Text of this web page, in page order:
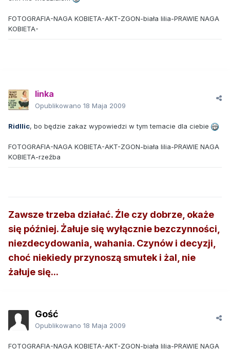
FOTOGRAFIA-NAGA KOBIETA-AKT-ZGON-biała lilia-PRAWIE NAGA
KOBIETA-
linka
Opublikowano 18 Maja 2009
Ridllic, bo będzie zakaz wypowiedzi w tym temacie dla ciebie
FOTOGRAFIA-NAGA KOBIETA-AKT-ZGON-biała lilia-PRAWIE NAGA
KOBIETA-rzeźba
Zawsze trzeba działać. Źle czy dobrze, okaże
się później. Żałuje się wyłącznie bezczynności,
niezdecydowania, wahania. Czynów i decyzji,
choć niekiedy przynoszą smutek i żal, nie
żałuje się...
Gość
Opublikowano 18 Maja 2009
FOTOGRAFIA-NAGA KOBIETA-AKT-ZGON-biała lilia-PRAWIE NAGA